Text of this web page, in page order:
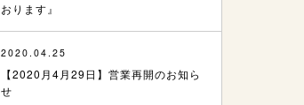
おります』
2020.04.25
【2020月4月29日】営業再開のお知ら
せ